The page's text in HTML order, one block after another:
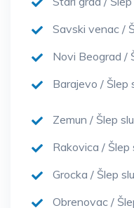
Savski venac /
Novi Beograd /
Barajevo / Šlep
Zemun / Šlep
Rakovica / Šlep
Grocka / Šlep
Obrenovac /